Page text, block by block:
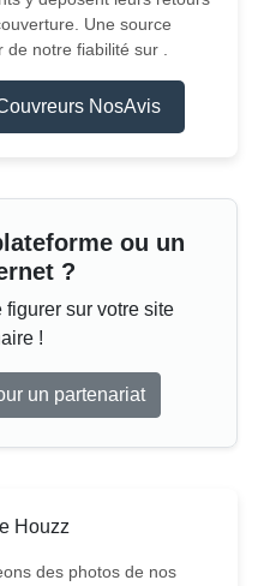
Une source
de notre fiabilité sur .
NosAvis
ou un
?
sur votre site
!
un partenariat
des photos de nos